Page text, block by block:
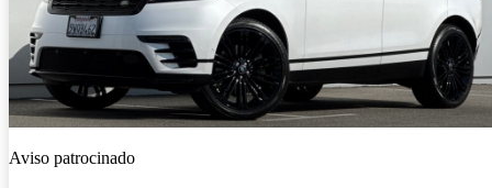
Aviso patrocinado